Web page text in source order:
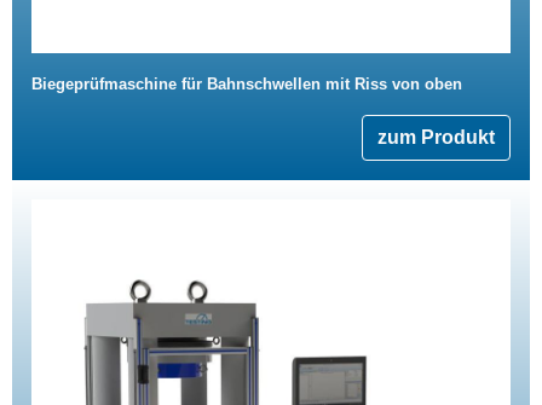
Biegeprüfmaschine für Bahnschwellen mit Riss von oben
zum Produkt